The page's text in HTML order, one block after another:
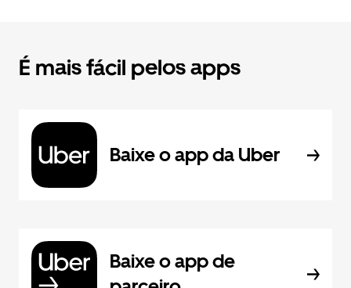
É mais fácil pelos apps
Baixe o app da Uber
Baixe o app de